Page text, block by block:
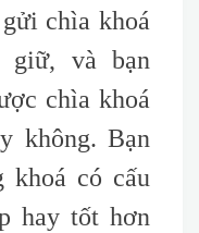
chìa khoá
giữ, và bạn
chìa khoá
không. Bạn
khoá có cấu
hay tốt hơn